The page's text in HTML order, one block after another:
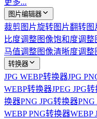
更多...
图片编辑器
裁剪图片旋转图片翻转图
比度调整图像饱和度调整
马值调整图像清晰度调整
转换器
JPG WEBP转换器JPG
WEBP转换器JPEG JPG
换器PNG JPG转换器PNG
WEBP PNG转换器WEBP